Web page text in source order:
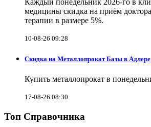
медицины скидка на приём
терапии в размере 5%.
10-08-26 09:28
Скидка на Металлопрокат Базы в Адлере
Купить металлопрокат в
17-08-26 08:30
Топ Справочника